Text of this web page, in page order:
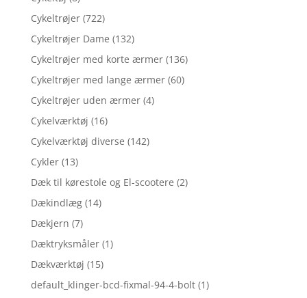
Cykeltrøjer (722)
Cykeltrøjer Dame (132)
Cykeltrøjer med korte ærmer (136)
Cykeltrøjer med lange ærmer (60)
Cykeltrøjer uden ærmer (4)
Cykelværktøj (16)
Cykelværktøj diverse (142)
Cykler (13)
Dæk til kørestole og El-scootere (2)
Dækindlæg (14)
Dækjern (7)
Dæktryksmåler (1)
Dækværktøj (15)
default_klinger-bcd-fixmal-94-4-bolt (1)